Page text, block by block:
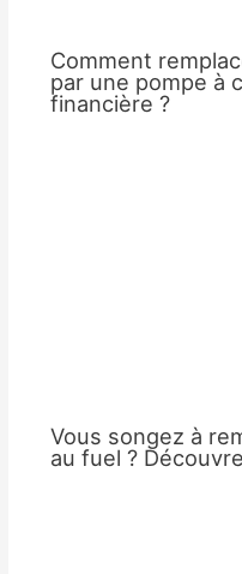
Comment
par une pompe à
financière ?
Vous songez à
au fuel ?